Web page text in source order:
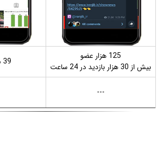
125 هزار عضو
بیش از 30 هزار بازدید در 24 ساعت
39 هزار فالوور
---